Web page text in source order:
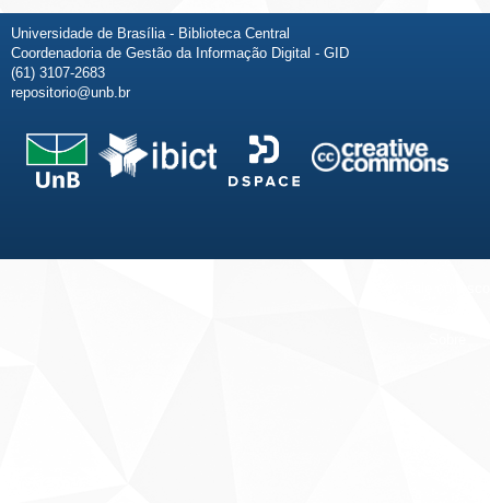
Universidade de Brasília - Biblioteca Central
Coordenadoria de Gestão da Informação Digital - GID
(61) 3107-2683
repositorio@unb.br